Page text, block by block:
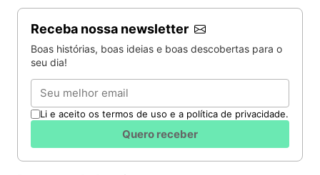
Receba nossa newsletter
Boas histórias, boas ideias e boas descobertas para o
seu dia!
Email
Li e aceito os termos de uso e a política de privacidade.
Quero receber